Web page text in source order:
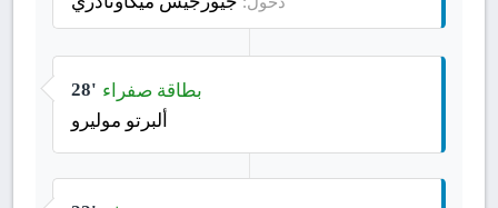
28' بطاقة صفراء
ألبرتو موليرو